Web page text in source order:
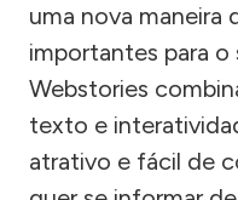
uma nova maneira
importantes para o
Webstories
texto e
atrativo e fácil de